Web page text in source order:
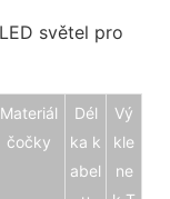
Materiál
čočky
Dél
ka k
abel
Vý
kle
ne